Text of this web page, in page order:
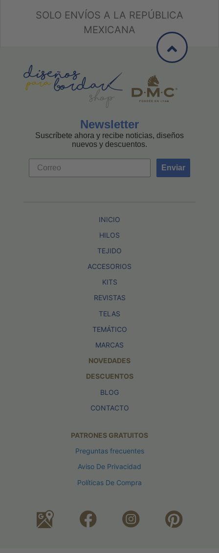
SOLO ENVÍOS A LA REPÚBLICA
MEXICANA
Newsletter
Suscríbete ahora y recibe noticias, diseños
nuevos y descuentos.
Enviar
INICIO
HILOS
TEJIDO
ACCESORIOS
KITS
REVISTAS
TELAS
TEMÁTICO
MARCAS
NOVEDADES
DESCUENTOS
BLOG
CONTACTO
PATRONES GRATUITOS
Preguntas frecuentes
Aviso De Privacidad
Políticas De Compra